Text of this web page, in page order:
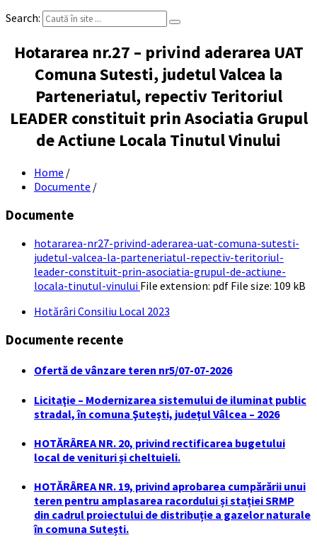
Search:
Hotararea nr.27 – privind aderarea UAT
Comuna Sutesti, judetul Valcea la
Parteneriatul, repectiv Teritoriul
LEADER constituit prin Asociatia Grupul
de Actiune Locala Tinutul Vinului
Home /
Documente /
Documente
hotararea-nr27-privind-aderarea-uat-comuna-sutesti-
judetul-valcea-la-parteneriatul-repectiv-teritoriul-
leader-constituit-prin-asociatia-grupul-de-actiune-
locala-tinutul-vinului File extension: pdf File size: 109 kB
Hotărâri Consiliu Local 2023
Documente recente
Ofertă de vânzare teren nr5/07-07-2026
Licitaţie – Modernizarea sistemului de iluminat public
stradal, în comuna Şuteşti, judeţul Vâlcea – 2026
HOTĂRÂREA NR. 20, privind rectificarea bugetului
local de venituri și cheltuieli.
HOTĂRÂREA NR. 19, privind aprobarea cumpărării unui
teren pentru amplasarea racordului și stației SRMP
din cadrul proiectului de distribuție a gazelor naturale
în comuna Sutești.